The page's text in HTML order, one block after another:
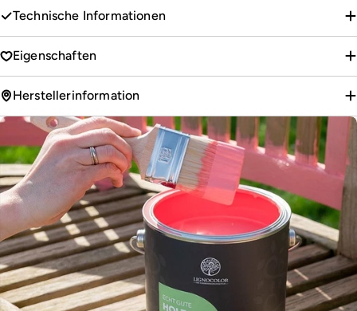
Technische Informationen
Eigenschaften
Herstellerinformation